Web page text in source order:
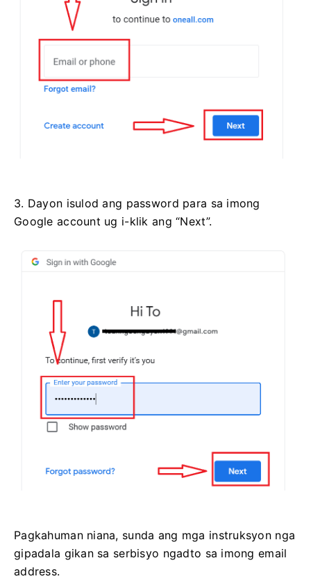
3. Dayon isulod ang password para sa imong
Google account ug i-klik ang “Next”.
Pagkahuman niana, sunda ang mga instruksyon nga
gipadala gikan sa serbisyo ngadto sa imong email
address.